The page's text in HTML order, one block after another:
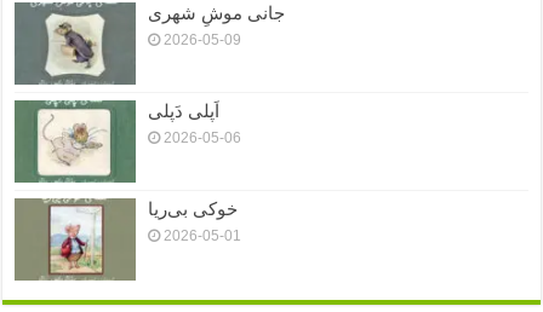
جانی موشِ شهری
2026-05-09
اَپلی دَپلی
2026-05-06
خوکی بی‌ریا
2026-05-01